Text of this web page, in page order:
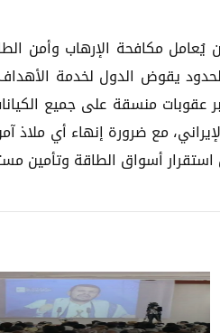
مكافحة الإرهاب وأمن
يقوض الدول لخدمة
منسقة على جميع
مع ضرورة إنهاء أي ملاذ
أسواق الطاقة وتأمين